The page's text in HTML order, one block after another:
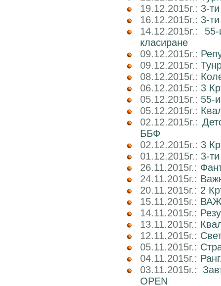
19.12.2015г.: 3-
16.12.2015г.: 3-
14.12.2015г.:
класиране
09.12.2015г.:
09.12.2015г.:
08.12.2015г.:
06.12.2015г.: 3
05.12.2015г.: 55-
05.12.2015г.:
02.12.2015г.:
ББФ
02.12.2015г.: 3
01.12.2015г.: 3-
26.11.2015г.:
24.11.2015г.:
20.11.2015г.: 2
15.11.2015г.:
14.11.2015г.:
13.11.2015г.:
12.11.2015г.:
05.11.2015г.:
04.11.2015г.:
03.11.2015г.:
OPEN